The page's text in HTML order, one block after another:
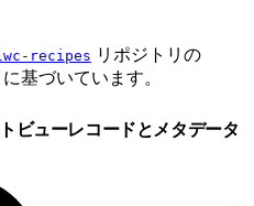
recipes リポジトリの
基づいています。
ビューレコードとメタデータ